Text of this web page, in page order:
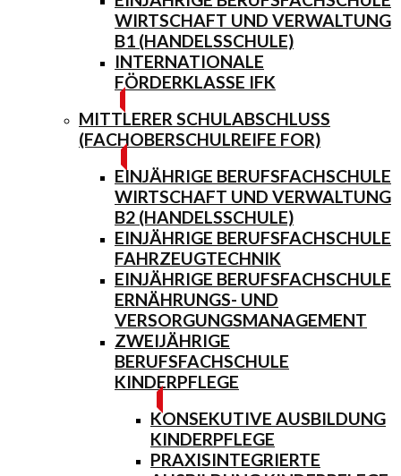
WIRTSCHAFT UND VERWALTUNG
B1 (HANDELSSCHULE)
INTERNATIONALE
FÖRDERKLASSE IFK
MITTLERER SCHULABSCHLUSS
(FACHOBERSCHULREIFE FOR)
EINJÄHRIGE BERUFSFACHSCHULE
WIRTSCHAFT UND VERWALTUNG
B2 (HANDELSSCHULE)
EINJÄHRIGE BERUFSFACHSCHULE
FAHRZEUGTECHNIK
EINJÄHRIGE BERUFSFACHSCHULE
ERNÄHRUNGS- UND
VERSORGUNGSMANAGEMENT
ZWEIJÄHRIGE
BERUFSFACHSCHULE
KINDERPFLEGE
KONSEKUTIVE AUSBILDUNG
KINDERPFLEGE
PRAXISINTEGRIERTE